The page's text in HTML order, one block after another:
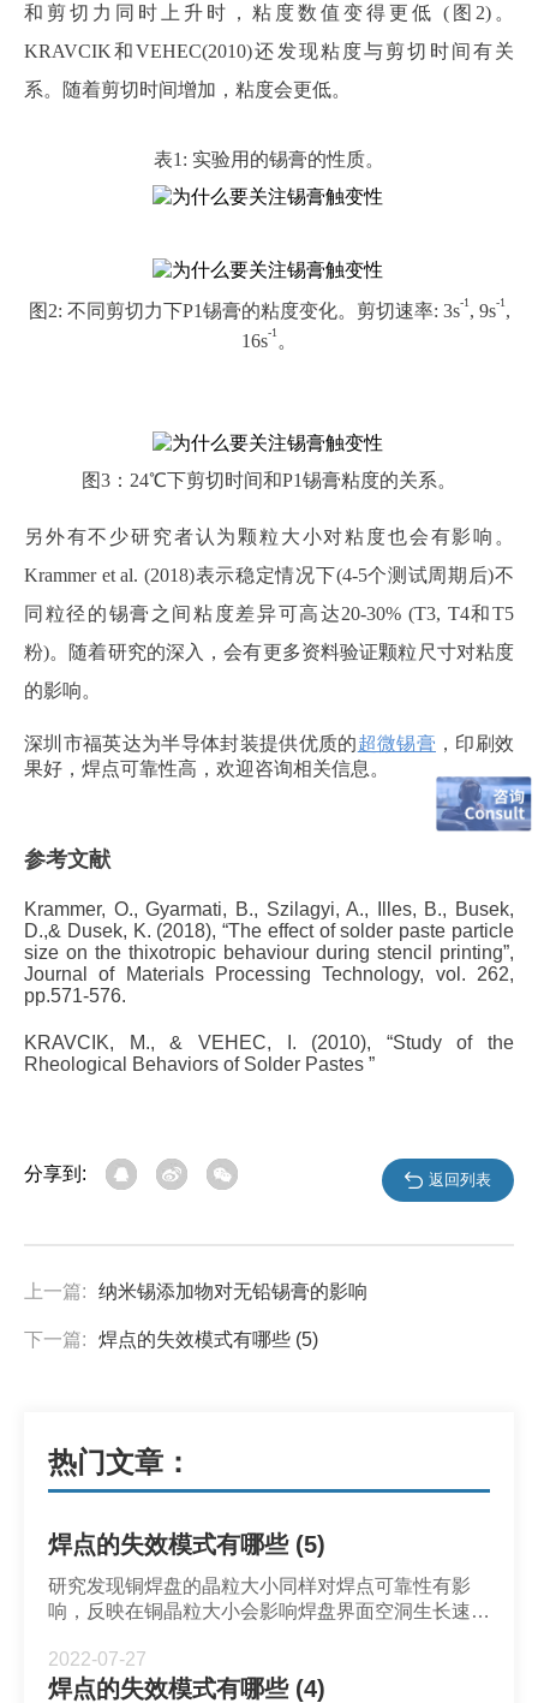
和剪切力同时上升时，粘度数值变得更低 (图2)。
KRAVCIK和VEHEC(2010)还发现粘度与剪切时间有关
系。随着剪切时间增加，粘度会更低。
表1: 实验用的锡膏的性质。
图 2: 不同剪切力下P1锡膏的粘度变化。 剪切速率: 3s-1, 9s-1,
16s-1 。
图3：24℃下剪切时间和P1锡膏粘度的关系。
另外有不少研究者认为颗粒大小对粘度也会有影响。
Krammer et al. (2018)表示稳定情况下(4-5个测试周期后)不
同粒径的锡膏之间粘度差异可高达20-30% (T3, T4和T5
粉)。随着研究的深入，会有更多资料验证颗粒尺寸对粘度
的影响。
深圳市福英达为半导体封装提供优质的超微锡膏 ，印刷效
果好，焊点可靠性高，欢迎咨询相关信息。
参考文献
Krammer, O., Gyarmati, B., Szilagyi, A., Illes, B., Busek,
D.,& Dusek, K. (2018), “The effect of solder paste particle
size on the thixotropic behaviour during stencil printing”,
Journal of Materials Processing Technology, vol. 262,
pp.571-576.
KRAVCIK, M., & VEHEC, I. (2010), “Study of the
Rheological Behaviors of Solder Pastes ”
分享到: 返回列表
上一篇: 纳米锡添加物对无铅锡膏的影响
下一篇: 焊点的失效模式有哪些 (5)
热门文章：
焊点的失效模式有哪些 (5)
研究发现铜焊盘的晶粒大小同样对焊点可靠性有影
响，反映在铜晶粒大小会影响焊盘界面空洞生长速
铜焊盘晶粒大小对焊点的影响。
2022-07-27
焊点的失效模式有哪些 (4)